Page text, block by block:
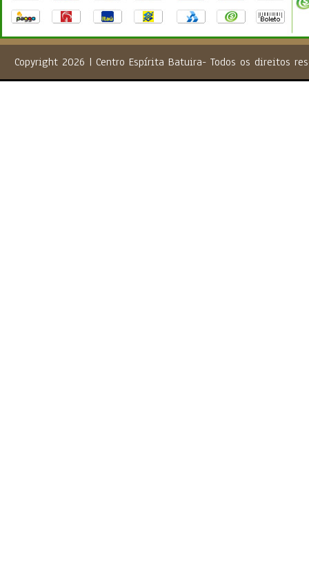
Copyright 2026 | Centro Espírita Batuira- Todos os